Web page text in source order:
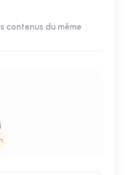
contenus du même